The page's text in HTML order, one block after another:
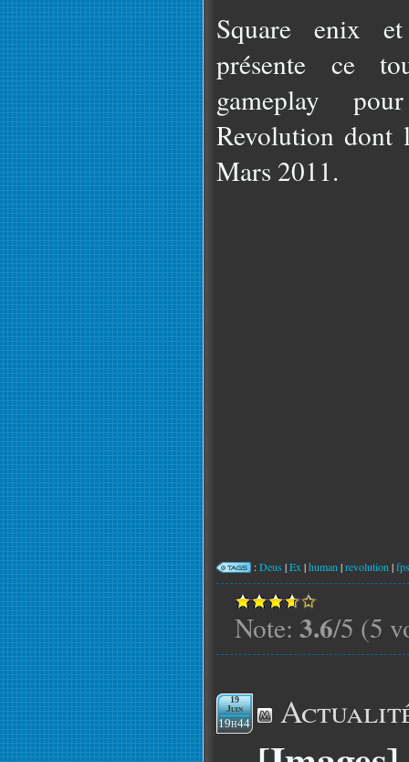
Square enix
présente ce
gameplay
Revolution dont
Mars 2011.
:Deus |Ex |human |revolution |fps
Note: 3.6/5 (5
19
Juin
19h44